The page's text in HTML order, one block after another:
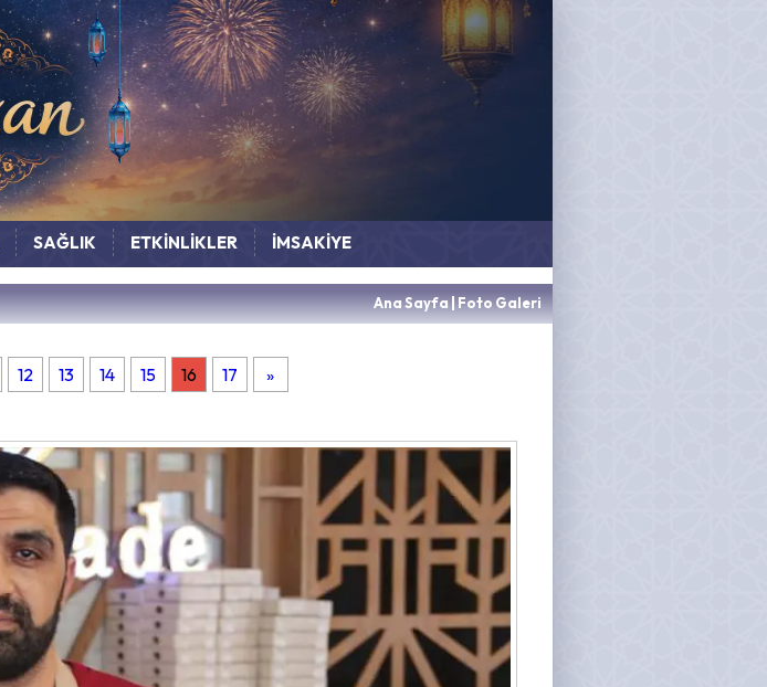
SAĞLIK ETKİNLİKLER İMSAKİYE
Ana Sayfa|Foto Galeri
12 13 14 15 16 17 »